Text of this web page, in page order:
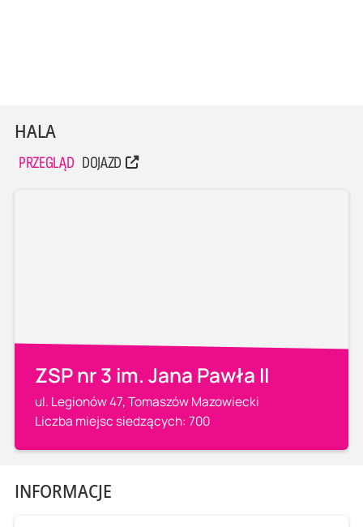
HALA
PRZEGLĄD DOJAZD
ZSP nr 3 im. Jana Pawła II
ul. Legionów 47, Tomaszów Mazowiecki
Liczba miejsc siedzących: 700
INFORMACJE